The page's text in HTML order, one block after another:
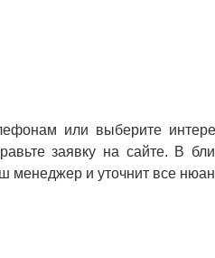
или выберите
заявку на сайте. В
менеджер и уточнит все